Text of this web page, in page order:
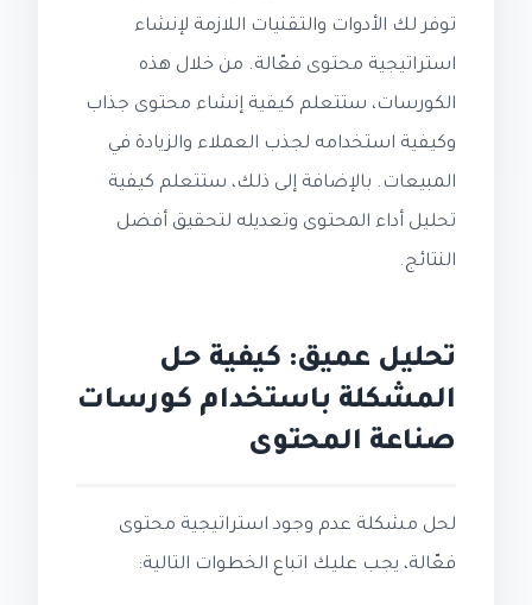
توفر لك الأدوات والتقنيات اللازمة لإنشاء
استراتيجية محتوى فعّالة. من خلال هذه
الكورسات، ستتعلم كيفية إنشاء محتوى جذاب
وكيفية استخدامه لجذب العملاء والزيادة في
المبيعات. بالإضافة إلى ذلك، ستتعلم كيفية
تحليل أداء المحتوى وتعديله لتحقيق أفضل
النتائج.
تحليل عميق: كيفية حل
المشكلة باستخدام كورسات
صناعة المحتوى
لحل مشكلة عدم وجود استراتيجية محتوى
فعّالة، يجب عليك اتباع الخطوات التالية: